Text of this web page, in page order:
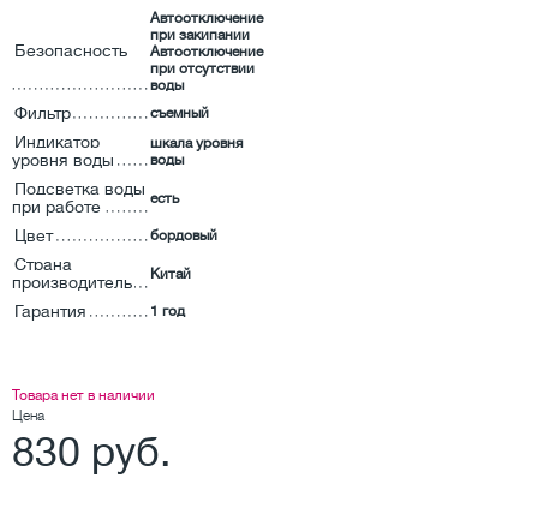
Безопасность
Автоотключение
при закипании
Автоотключение
при отсутствии
воды
Фильтр съемный
Индикатор
уровня воды
шкала уровня
воды
Подсветка воды
при работе
есть
Цвет бордовый
Страна
производитель
Китай
Гарантия 1 год
Товара нет в наличии
Цена
830 руб.